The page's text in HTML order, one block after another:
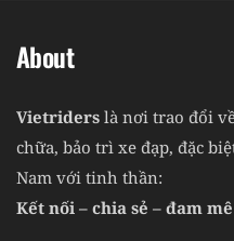
About
Vietriders là nơi trao đổi
chữa, bảo trì xe đạp, đặc
Nam với tinh thần:
Kết nối – chia sẻ – đam